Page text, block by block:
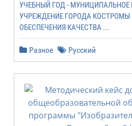
УЧЕБНЫЙ ГОД -
УЧРЕЖДЕНИЕ ГОРОДА КОСТРОМЫ
ОБЕСПЕЧЕНИЯ КАЧЕСТВА ...
Разное Русский